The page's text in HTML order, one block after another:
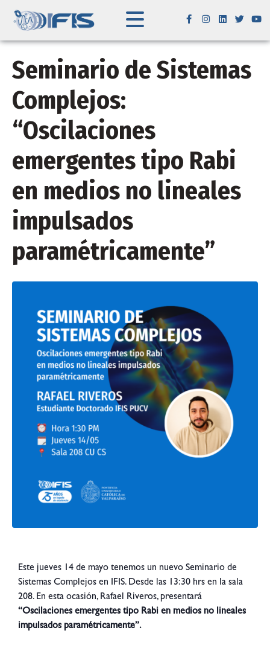
Seminario de Sistemas
Complejos:
“Oscilaciones
emergentes tipo Rabi
en medios no lineales
impulsados
paramétricamente”
Este jueves 14 de mayo tenemos un nuevo Seminario de
Sistemas Complejos en IFIS. Desde las 13:30 hrs en la sala
208. En esta ocasión, Rafael Riveros, presentará
“Oscilaciones emergentes tipo Rabi en medios no lineales
impulsados paramétricamente”.